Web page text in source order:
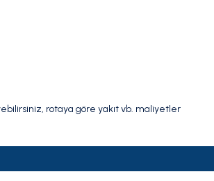
rotaya göre yakıt vb. maliyetler